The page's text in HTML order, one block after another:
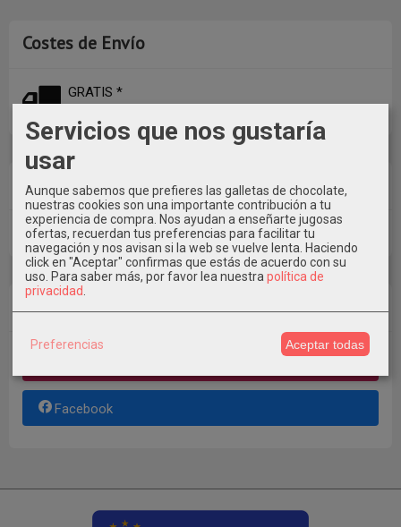
Costes de Envío
GRATIS *
Tu Carrito (0)
El carrito de la compra está vacío
Redes Sociales
Facebook
Servicios que nos gustaría
usar
Aunque sabemos que prefieres las galletas de chocolate,
nuestras cookies son una importante contribución a tu
experiencia de compra. Nos ayudan a enseñarte jugosas
ofertas, recuerdan tus preferencias para facilitar tu
navegación y nos avisan si la web se vuelve lenta. Haciendo
click en "Aceptar" confirmas que estás de acuerdo con su
uso. Para saber más, por favor lea nuestra política de
privacidad
Preferencias Aceptar todas